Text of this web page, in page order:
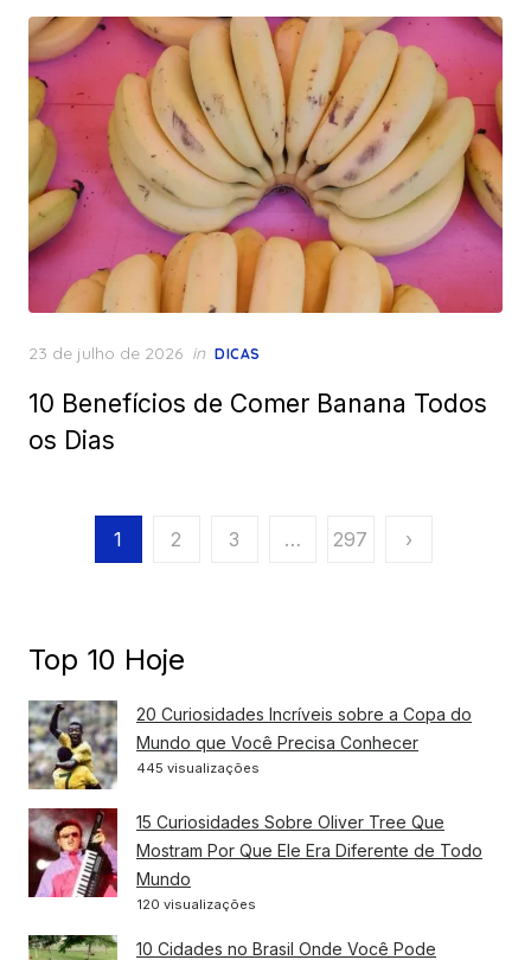
Posted
23 de julho de 2026 in DICAS
10 Benefícios de Comer Banana Todos
os Dias
Paginação
1 2 3 … 297 ›
Top 10 Hoje
20 Curiosidades Incríveis sobre a Copa do
Mundo que Você Precisa Conhecer
445 visualizações
15 Curiosidades Sobre Oliver Tree Que
Mostram Por Que Ele Era Diferente de Todo
Mundo
120 visualizações
10 Cidades no Brasil Onde Você Pode